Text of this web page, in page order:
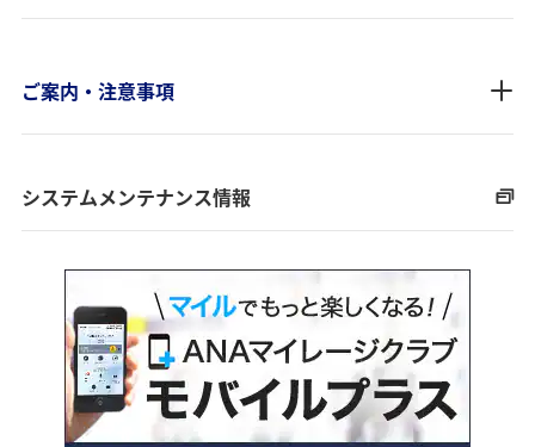
ご案内・注意事項
システムメンテナンス情報